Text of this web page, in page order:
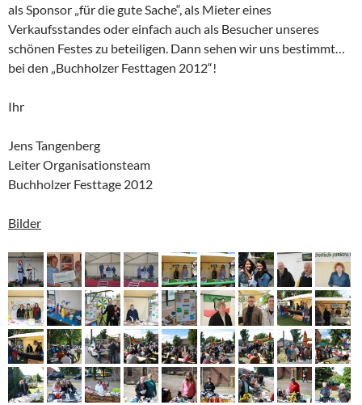
als Sponsor „für die gute Sache“, als Mieter eines
Verkaufsstandes oder einfach auch als Besucher unseres
schönen Festes zu beteiligen. Dann sehen wir uns bestimmt…
bei den „Buchholzer Festtagen 2012“!
Ihr
Jens Tangenberg
Leiter Organisationsteam
Buchholzer Festtage 2012
Bilder